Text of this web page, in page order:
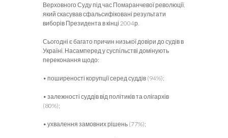
Верховного Суду під час Помаранчевої революції,
який скасував сфальсифіковані результати
виборів Президента в кінці 2004р.
Сьогодні є багато причин низької довіри до судів в
Україні. Насамперед у суспільстві домінують
переконання щодо:
• поширеності корупції серед суддів (94%);
• залежності суддів від політиків та олігархів
(80%);
• ухвалення замовних рішень (77%);